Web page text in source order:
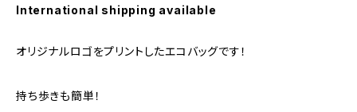
International shipping available
オリジナルロゴをプリントしたエコバッグです！
持ち歩きも簡単！